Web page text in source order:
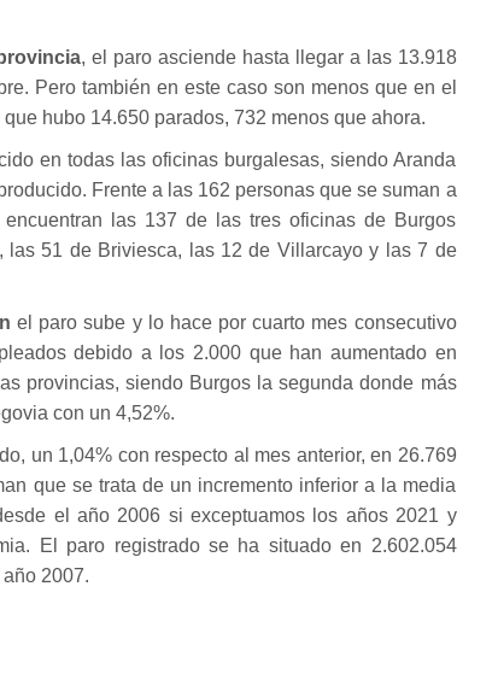
, el paro asciende hasta llegar a las 13.918
Pero también en este caso son menos que en el
hubo 14.650 parados, 732 menos que ahora.
en todas las oficinas burgalesas, siendo Aranda
Frente a las 162 personas que se suman a
las 137 de las tres oficinas de Burgos
las 51 de Briviesca, las 12 de Villarcayo y las 7 de
el paro sube y lo hace por cuarto mes consecutivo
debido a los 2.000 que han aumentado en
provincias, siendo Burgos la segunda donde más
con un 4,52%.
un 1,04% con respecto al mes anterior, en 26.769
que se trata de un incremento inferior a la media
el año 2006 si exceptuamos los años 2021 y
El paro registrado se ha situado en 2.602.054
2007.